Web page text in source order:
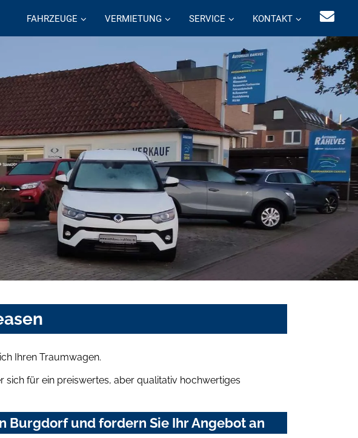
FAHRZEUGE VERMIETUNG SERVICE KONTAKT
Ihren Traumwagen.
sich für ein preiswertes, aber qualitativ hochwertiges
Burgdorf und fordern Sie Ihr Angebot an